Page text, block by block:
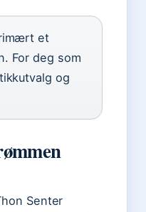
et
For deg som
og
Senter